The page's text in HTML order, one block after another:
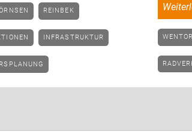
REINBEK
INFRASTRUKTUR